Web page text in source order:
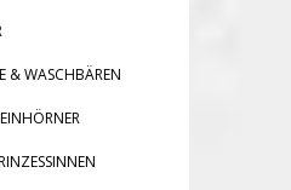
& WASCHBÄREN